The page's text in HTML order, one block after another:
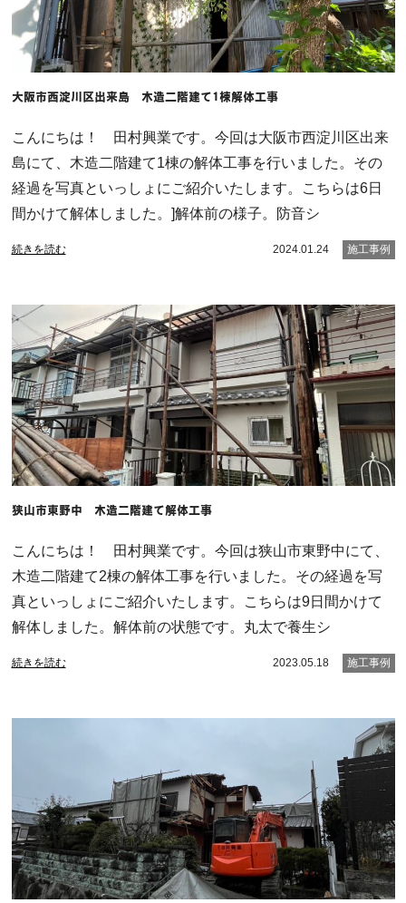
大阪市西淀川区出来島 木造二階建て1棟解体工事
こんにちは！ 田村興業です。今回は大阪市西淀川区出来
島にて、木造二階建て1棟の解体工事を行いました。その
経過を写真といっしょにご紹介いたします。こちらは6日
間かけて解体しました。]解体前の様子。防音シ
続きを読む 2024.01.24 施工事例
狭山市東野中 木造二階建て解体工事
こんにちは！ 田村興業です。今回は狭山市東野中にて、
木造二階建て2棟の解体工事を行いました。その経過を写
真といっしょにご紹介いたします。こちらは9日間かけて
解体しました。解体前の状態です。丸太で養生シ
続きを読む 2023.05.18 施工事例